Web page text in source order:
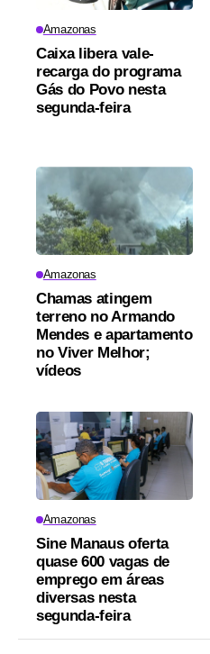
Amazonas
Caixa libera vale-
recarga do programa
Gás do Povo nesta
segunda-feira
Amazonas
Chamas atingem
terreno no Armando
Mendes e apartamento
no Viver Melhor;
vídeos
Amazonas
Sine Manaus oferta
quase 600 vagas de
emprego em áreas
diversas nesta
segunda-feira